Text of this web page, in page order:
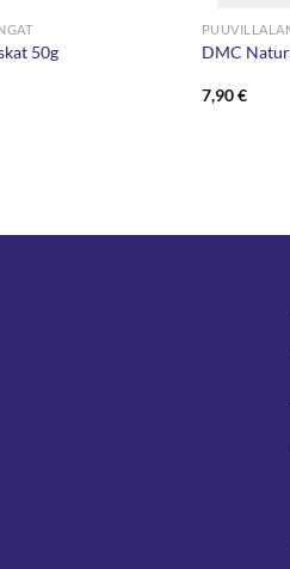
50g DMC
7,90€